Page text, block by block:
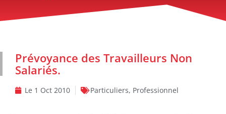
Prévoyance des Travailleurs Non
Salariés.
Le 1 Oct 2010 Particuliers, Professionnel